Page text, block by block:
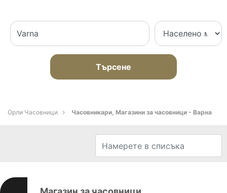
Търсене
Орли Часовници Часовникари, Магазини за часовници - Варна